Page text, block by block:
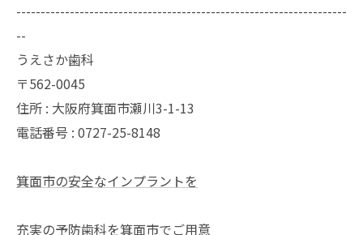
--------------------------------------------------------------------
--
うえさか歯科
〒562-0045
住所 : 大阪府箕面市瀬川3-1-13
電話番号 : 0727-25-8148
箕面市の安全なインプラントを
充実の予防歯科を箕面市でご用意